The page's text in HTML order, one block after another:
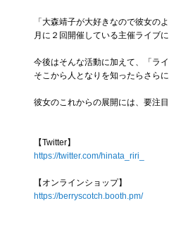
「大森靖子が大好きなので彼女の
月に２回開催している主催ライブ
今後はそんな活動に加えて、「ラ
そこから人となりを知ったらさら
彼女のこれからの展開には、要注目
【Twitter】
https://twitter.com/hinata_riri_
【オンラインショップ】
https://berryscotch.booth.pm/